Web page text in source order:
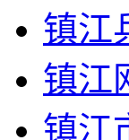
镇江
镇江
镇江